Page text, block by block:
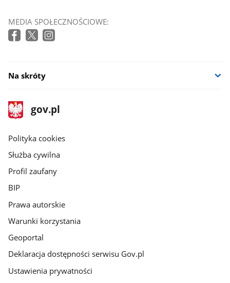
MEDIA SPOŁECZNOŚCIOWE:
Na skróty
stopka
gov.pl
Strona
gov.pl
gov.pl
Polityka cookies
Służba cywilna
Profil zaufany
BIP
Prawa autorskie
Warunki korzystania
Geoportal
Deklaracja dostępności serwisu Gov.pl
Ustawienia prywatności